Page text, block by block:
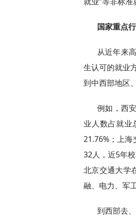
国家重点
从近年来
生认可的就业
到中西部地区
例如，西
业人数占就业
21.76%；上
32人，近5年
北京交通大学
融、电力、军
到西部去